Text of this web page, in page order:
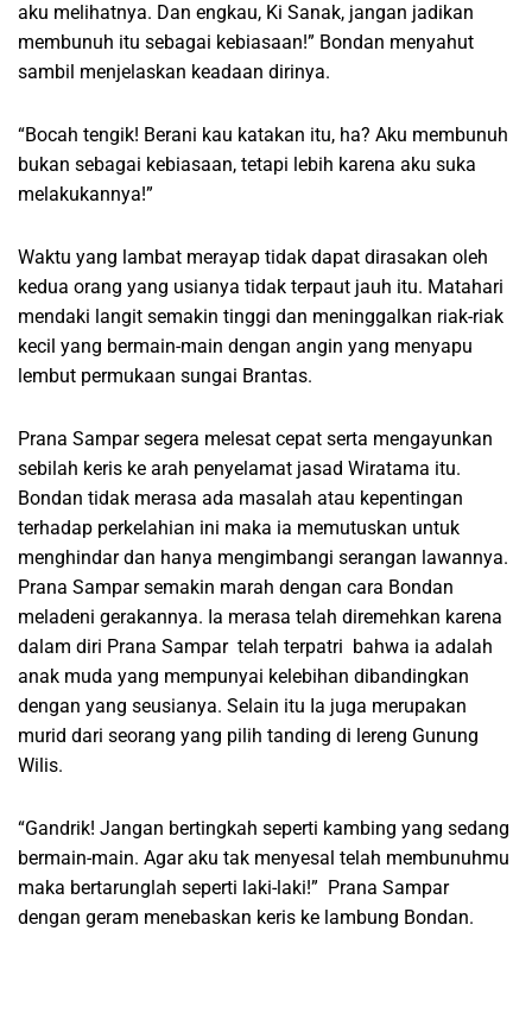
aku melihatnya. Dan engkau, Ki Sanak, jangan jadikan
membunuh itu sebagai kebiasaan!” Bondan menyahut
sambil menjelaskan keadaan dirinya.
“Bocah tengik! Berani kau katakan itu, ha? Aku membunuh
bukan sebagai kebiasaan, tetapi lebih karena aku suka
melakukannya!”
Waktu yang lambat merayap tidak dapat dirasakan oleh
kedua orang yang usianya tidak terpaut jauh itu. Matahari
mendaki langit semakin tinggi dan meninggalkan riak-riak
kecil yang bermain-main dengan angin yang menyapu
lembut permukaan sungai Brantas.
Prana Sampar segera melesat cepat serta mengayunkan
sebilah keris ke arah penyelamat jasad Wiratama itu.
Bondan tidak merasa ada masalah atau kepentingan
terhadap perkelahian ini maka ia memutuskan untuk
menghindar dan hanya mengimbangi serangan lawannya.
Prana Sampar semakin marah dengan cara Bondan
meladeni gerakannya. Ia merasa telah diremehkan karena
dalam diri Prana Sampar telah terpatri bahwa ia adalah
anak muda yang mempunyai kelebihan dibandingkan
dengan yang seusianya. Selain itu Ia juga merupakan
murid dari seorang yang pilih tanding di lereng Gunung
Wilis.
“Gandrik! Jangan bertingkah seperti kambing yang sedang
bermain-main. Agar aku tak menyesal telah membunuhmu
maka bertarunglah seperti laki-laki!” Prana Sampar
dengan geram menebaskan keris ke lambung Bondan.